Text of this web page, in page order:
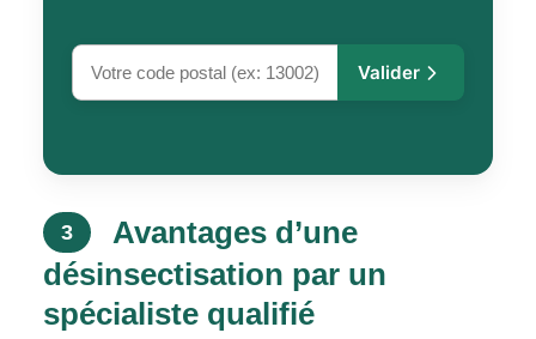
Valider
3
Avantages d’une
désinsectisation par un
spécialiste qualifié